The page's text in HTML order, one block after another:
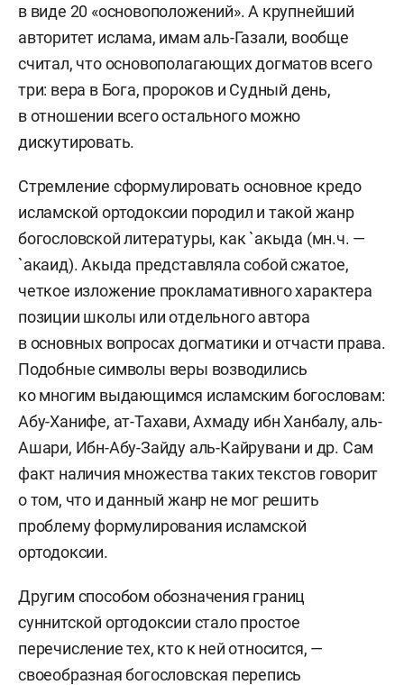
в виде 20 «основоположений». А крупнейший
авторитет ислама, имам аль-Газали, вообще
считал, что основополагающих догматов всего
три: вера в Бога, пророков и Судный день,
в отношении всего остального можно
дискутировать.
Стремление сформулировать основное кредо
исламской ортодоксии породил и такой жанр
богословской литературы, как `акыда (мн.ч. —
`акаид). Акыда представляла собой сжатое,
четкое изложение прокламативного характера
позиции школы или отдельного автора
в основных вопросах догматики и отчасти права.
Подобные символы веры возводились
ко многим выдающимся исламским богословам:
Абу-Ханифе, ат-Тахави, Ахмаду ибн Ханбалу, аль-
Ашари, Ибн-Абу-Зайду аль-Кайрувани и др. Сам
факт наличия множества таких текстов говорит
о том, что и данный жанр не мог решить
проблему формулирования исламской
ортодоксии.
Другим способом обозначения границ
суннитской ортодоксии стало простое
перечисление тех, кто к ней относится, —
своеобразная богословская перепись